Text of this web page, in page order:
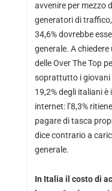
avvenire per mezzo
generatori di
34,6% dovrebbe
generale. A
delle Over The Top
soprattutto i giovani
19,2% degli italiani
internet: l’8,3%
pagare di tasca
dice contrario a
generale.
In Italia il costo di